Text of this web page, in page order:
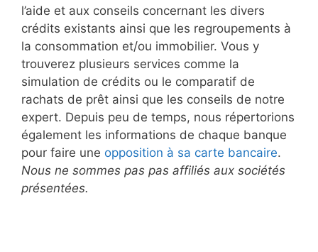
l’aide et aux conseils concernant les divers
crédits existants ainsi que les regroupements à
la consommation et/ou immobilier. Vous y
trouverez plusieurs services comme la
simulation de crédits ou le comparatif de
rachats de prêt ainsi que les conseils de notre
expert. Depuis peu de temps, nous répertorions
également les informations de chaque banque
pour faire une opposition à sa carte bancaire.
Nous ne sommes pas pas affiliés aux sociétés
présentées.